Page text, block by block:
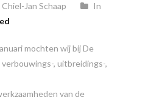
Jan Schaap
In
mochten wij bij De
, uitbreidings-,
van de